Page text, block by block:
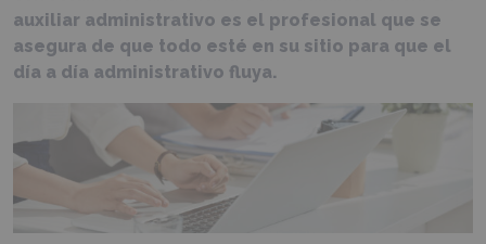
auxiliar administrativo es el profesional que se
asegura de que todo esté en su sitio para que el
día a día administrativo fluya.